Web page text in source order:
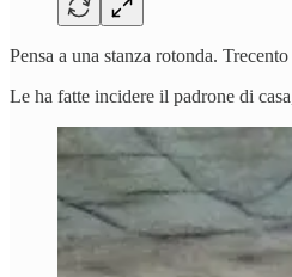
Pensa a una stanza rotonda.
Le ha fatte incidere il padrone di